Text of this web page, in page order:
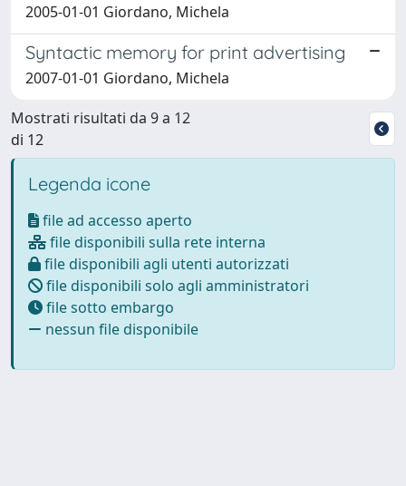
2005-01-01 Giordano, Michela
Syntactic memory for print advertising
2007-01-01 Giordano, Michela
Mostrati risultati da 9 a 12
di 12
Legenda icone
file ad accesso aperto
file disponibili sulla rete interna
file disponibili agli utenti autorizzati
file disponibili solo agli amministratori
file sotto embargo
nessun file disponibile